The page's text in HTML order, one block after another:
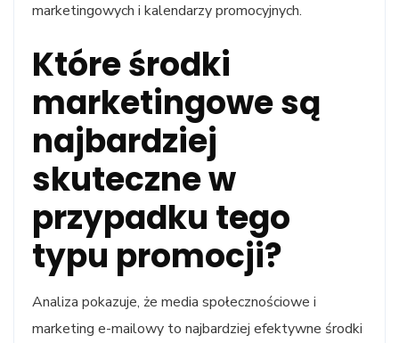
marketingowych i kalendarzy promocyjnych.
Które środki
marketingowe są
najbardziej
skuteczne w
przypadku tego
typu promocji?
Analiza pokazuje, że media społecznościowe i
marketing e-mailowy to najbardziej efektywne środki